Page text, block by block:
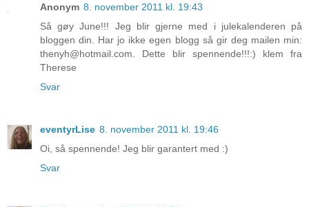
Anonym 8. november 2011 kl. 19:43
Så gøy June!!! Jeg blir gjerne med i julekalenderen på
bloggen din. Har jo ikke egen blogg så gir deg mailen min:
thenyh@hotmail.com. Dette blir spennende!!!:) klem fra
Therese
Svar
eventyrLise 8. november 2011 kl. 19:46
Oi, så spennende! Jeg blir garantert med :)
Svar